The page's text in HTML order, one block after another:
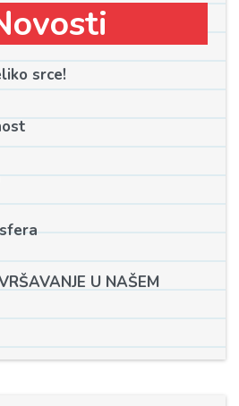
srce!
U NAŠEM